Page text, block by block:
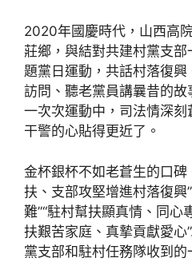
2020年國慶時代，山西高
莊鄉，與結對共建村黨支
題黨日運動，共話村落復
訪問、聽老黨員講曩昔的
一次次運動中，司法情深
干警的心貼得更近了。
金杯銀杯不如老蒼生的口碑
扶、支部攻堅增進村落復興
難”“駐村幫扶顯真情、同心
扶艱苦家庭、真摯貢獻愛
黨支部和駐村任務隊收到